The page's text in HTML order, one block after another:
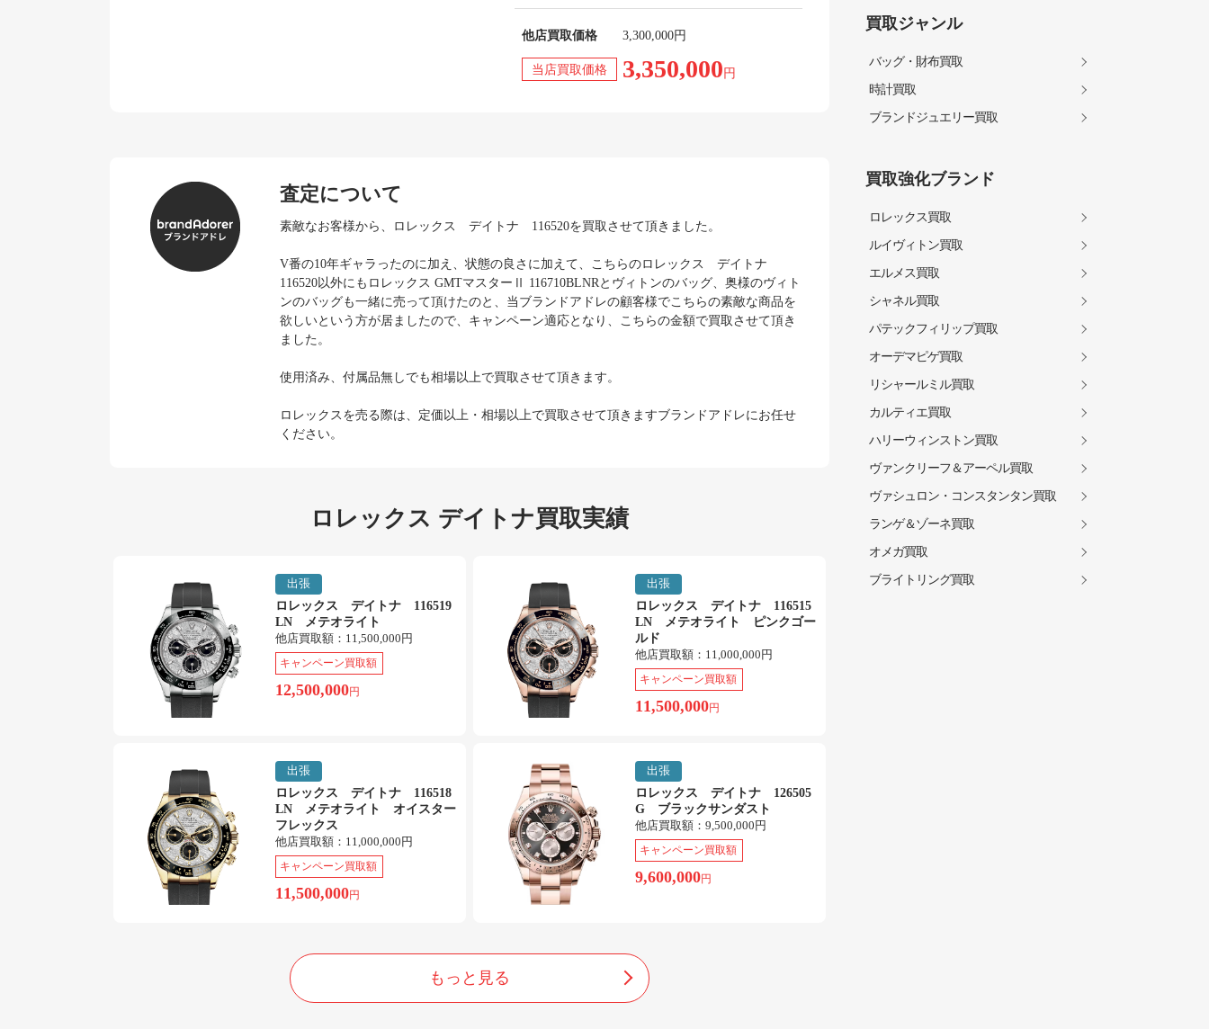
他店買取価格 3,300,000円
当店買取価格 3,350,000 円
査定について
素敵なお客様から、ロレックス デイトナ 116520を買取させて頂きました。
V番の10年ギャラったのに加え、状態の良さに加えて、こちらのロレックス デイトナ
116520以外にもロレックス GMTマスターⅡ 116710BLNRとヴィトンのバッグ、奥様のヴィト
ンのバッグも一緒に売って頂けたのと、当ブランドアドレの顧客様でこちらの素敵な商品を
欲しいという方が居ましたので、キャンペーン適応となり、こちらの金額で買取させて頂き
ました。
使用済み、付属品無しでも相場以上で買取させて頂きます。
ロレックスを売る際は、定価以上・相場以上で買取させて頂きますブランドアドレにお任せ
ください。
ロレックス デイトナ買取実績
出張
ロレックス デイトナ 116519
LN メテオライト
他店買取額： 11,500,000円
キャンペーン買取額
12,500,000円
出張
ロレックス デイトナ 116515
LN メテオライト ピンクゴー
ルド
他店買取額： 11,000,000円
キャンペーン買取額
11,500,000円
出張
ロレックス デイトナ 116518
LN メテオライト オイスター
フレックス
他店買取額： 11,000,000円
キャンペーン買取額
11,500,000円
出張
ロレックス デイトナ 126505
G ブラックサンダスト
他店買取額： 9,500,000円
キャンペーン買取額
9,600,000円
もっと見る
買取ジャンル
バッグ・財布買取
時計買取
ブランドジュエリー買取
買取強化ブランド
ロレックス買取
ルイヴィトン買取
エルメス買取
シャネル買取
パテックフィリップ買取
オーデマピゲ買取
リシャールミル買取
カルティエ買取
ハリーウィンストン買取
ヴァンクリーフ＆アーペル買取
ヴァシュロン・コンスタンタン買取
ランゲ＆ゾーネ買取
オメガ買取
ブライトリング買取